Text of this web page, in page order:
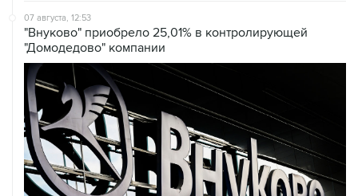
07 августа, 12:53
"Внуково" приобрело 25,01% в контролирующей
"Домодедово" компании